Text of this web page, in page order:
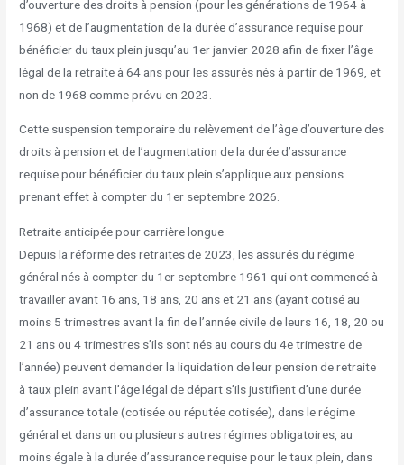
d’ouverture des droits à pension (pour les générations de 1964 à
1968) et de l’augmentation de la durée d’assurance requise pour
bénéficier du taux plein jusqu’au 1er janvier 2028 afin de fixer l’âge
légal de la retraite à 64 ans pour les assurés nés à partir de 1969, et
non de 1968 comme prévu en 2023.
Cette suspension temporaire du relèvement de l’âge d’ouverture des
droits à pension et de l’augmentation de la durée d’assurance
requise pour bénéficier du taux plein s’applique aux pensions
prenant effet à compter du 1er septembre 2026.
Retraite anticipée pour carrière longue
Depuis la réforme des retraites de 2023, les assurés du régime
général nés à compter du 1er septembre 1961 qui ont commencé à
travailler avant 16 ans, 18 ans, 20 ans et 21 ans (ayant cotisé au
moins 5 trimestres avant la fin de l’année civile de leurs 16, 18, 20 ou
21 ans ou 4 trimestres s’ils sont nés au cours du 4e trimestre de
l’année) peuvent demander la liquidation de leur pension de retraite
à taux plein avant l’âge légal de départ s’ils justifient d’une durée
d’assurance totale (cotisée ou réputée cotisée), dans le régime
général et dans un ou plusieurs autres régimes obligatoires, au
moins égale à la durée d’assurance requise pour le taux plein, dans